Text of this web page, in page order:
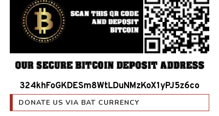
324khFoGKDESm8WtLDuNMzKoX1yPJ5z6co
DONATE US VIA BAT CURRENCY